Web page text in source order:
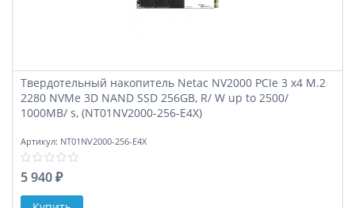
Твердотельный накопитель Netac NV2000 PCIe 3 x4 M.2
2280 NVMe 3D NAND SSD 256GB, R/ W up to 2500/
1000MB/ s, (NT01NV2000-256-E4X)
Артикул: NT01NV2000-256-E4X
5 940 ₽